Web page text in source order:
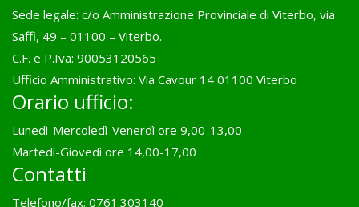
Sede legale: c/o Amministrazione Provinciale di Viterbo, via
Saffi, 49 – 01100 – Viterbo.
C.F. e P.Iva: 90053120565
Ufficio Amministrativo: Via Cavour 14 01100 Viterbo
Orario ufficio:
Lunedì-Mercoledì-Venerdì ore 9,00-13,00
Martedì-Giovedì ore 14,00-17,00
Contatti
Telefono/fax: 0761.303140